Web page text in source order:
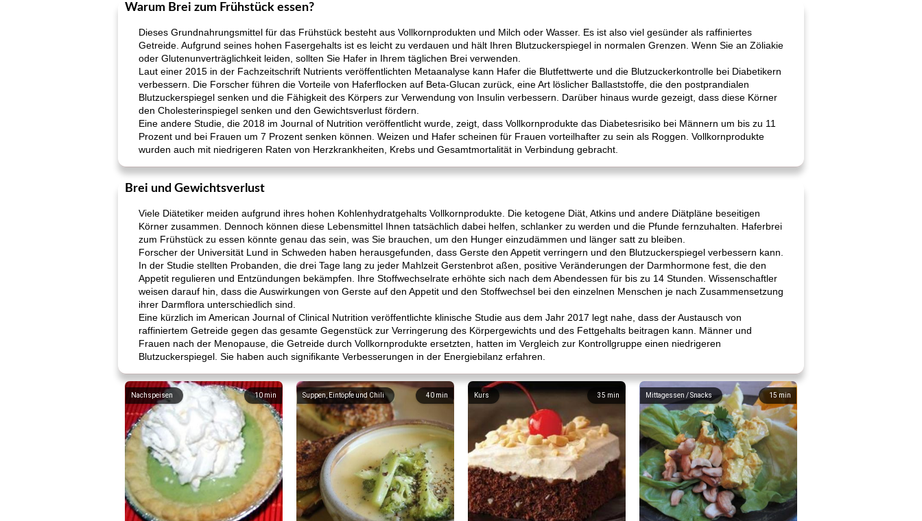
Warum Brei zum Frühstück essen?
Dieses Grundnahrungsmittel für das Frühstück besteht aus Vollkornprodukten und Milch oder Wasser. Es ist also viel gesünder als raffiniertes
Getreide. Aufgrund seines hohen Fasergehalts ist es leicht zu verdauen und hält Ihren Blutzuckerspiegel in normalen Grenzen. Wenn Sie an Zöliakie
oder Glutenunverträglichkeit leiden, sollten Sie Hafer in Ihrem täglichen Brei verwenden.
Laut einer 2015 in der Fachzeitschrift Nutrients veröffentlichten Metaanalyse kann Hafer die Blutfettwerte und die Blutzuckerkontrolle bei Diabetikern
verbessern. Die Forscher führen die Vorteile von Haferflocken auf Beta-Glucan zurück, eine Art löslicher Ballaststoffe, die den postprandialen
Blutzuckerspiegel senken und die Fähigkeit des Körpers zur Verwendung von Insulin verbessern. Darüber hinaus wurde gezeigt, dass diese Körner
den Cholesterinspiegel senken und den Gewichtsverlust fördern.
Eine andere Studie, die 2018 im Journal of Nutrition veröffentlicht wurde, zeigt, dass Vollkornprodukte das Diabetesrisiko bei Männern um bis zu 11
Prozent und bei Frauen um 7 Prozent senken können. Weizen und Hafer scheinen für Frauen vorteilhafter zu sein als Roggen. Vollkornprodukte
wurden auch mit niedrigeren Raten von Herzkrankheiten, Krebs und Gesamtmortalität in Verbindung gebracht.
Brei und Gewichtsverlust
Viele Diätetiker meiden aufgrund ihres hohen Kohlenhydratgehalts Vollkornprodukte. Die ketogene Diät, Atkins und andere Diätpläne beseitigen
Körner zusammen. Dennoch können diese Lebensmittel Ihnen tatsächlich dabei helfen, schlanker zu werden und die Pfunde fernzuhalten. Haferbrei
zum Frühstück zu essen könnte genau das sein, was Sie brauchen, um den Hunger einzudämmen und länger satt zu bleiben.
Forscher der Universität Lund in Schweden haben herausgefunden, dass Gerste den Appetit verringern und den Blutzuckerspiegel verbessern kann.
In der Studie stellten Probanden, die drei Tage lang zu jeder Mahlzeit Gerstenbrot aßen, positive Veränderungen der Darmhormone fest, die den
Appetit regulieren und Entzündungen bekämpfen. Ihre Stoffwechselrate erhöhte sich nach dem Abendessen für bis zu 14 Stunden. Wissenschaftler
weisen darauf hin, dass die Auswirkungen von Gerste auf den Appetit und den Stoffwechsel bei den einzelnen Menschen je nach Zusammensetzung
ihrer Darmflora unterschiedlich sind.
Eine kürzlich im American Journal of Clinical Nutrition veröffentlichte klinische Studie aus dem Jahr 2017 legt nahe, dass der Austausch von
raffiniertem Getreide gegen das gesamte Gegenstück zur Verringerung des Körpergewichts und des Fettgehalts beitragen kann. Männer und
Frauen nach der Menopause, die Getreide durch Vollkornprodukte ersetzten, hatten im Vergleich zur Kontrollgruppe einen niedrigeren
Blutzuckerspiegel. Sie haben auch signifikante Verbesserungen in der Energiebilanz erfahren.
10 min
Nachspeisen 40 min
Suppen, Eintöpfe und Chili 35 min
Kurs 15 min
Mittagessen / Snacks